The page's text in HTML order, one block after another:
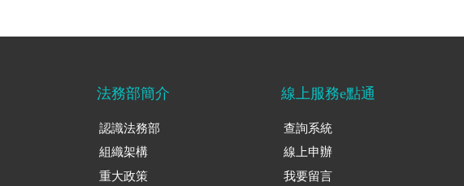
法務部簡介
認識法務部
組織架構
重大政策
線上服務e點通
查詢系統
線上申辦
我要留言